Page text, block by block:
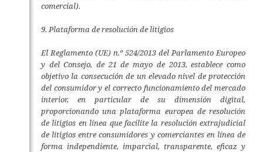
comercial).
9. Plataforma de resolución de litigios
El Reglamento (UE) n.º 524/2013 del Parlamento Europeo
y del Consejo, de 21 de mayo de 2013, establece como
objetivo la consecución de un elevado nivel de protección
del consumidor y el correcto funcionamiento del mercado
interior, en particular de su dimensión digital,
proporcionando una plataforma europea de resolución
de litigios en línea que facilite la resolución extrajudicial
de litigios entre consumidores y comerciantes en línea de
forma independiente, imparcial, transparente, eficaz y